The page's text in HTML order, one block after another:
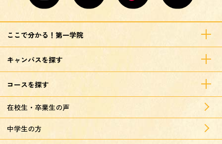
ここで分かる！第一学院
キャンパスを探す
コースを探す
在校生・卒業生の声
中学生の方